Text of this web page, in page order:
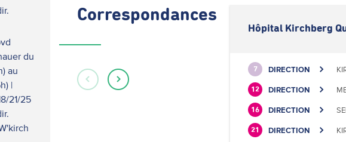
du
au
|
21/25
Correspondances
Hôpital Kirchberg
7 DIRECTION
12 DIRECTION
16 DIRECTION
21 DIRECTION